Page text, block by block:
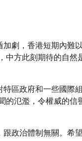
劇，香港短期內難
方此刻期待的自
區政府和一些國際
氾濫，令權威的
政治體制無關。希